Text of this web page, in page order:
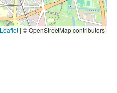
Leaflet | © OpenStreetMap contributors